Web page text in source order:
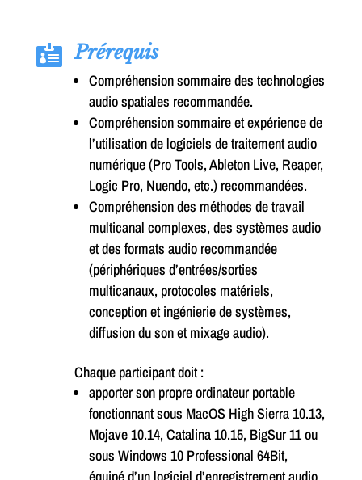
 Prérequis
Compréhension sommaire des technologies
audio spatiales recommandée.
Compréhension sommaire et expérience de
l’utilisation de logiciels de traitement audio
numérique (Pro Tools, Ableton Live, Reaper,
Logic Pro, Nuendo, etc.) recommandées.
Compréhension des méthodes de travail
multicanal complexes, des systèmes audio
et des formats audio recommandée
(périphériques d’entrées/sorties
multicanaux, protocoles matériels,
conception et ingénierie de systèmes,
diffusion du son et mixage audio).
Chaque participant doit :
apporter son propre ordinateur portable
fonctionnant sous MacOS High Sierra 10.13,
Mojave 10.14, Catalina 10.15, BigSur 11 ou
sous Windows 10 Professional 64Bit,